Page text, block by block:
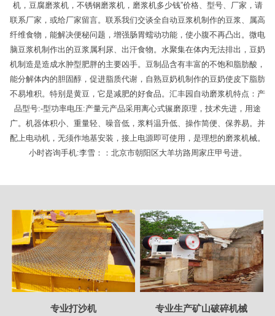
机，豆腐磨浆机，不锈钢磨浆机，磨浆机多少钱”价格、型号、厂家，请
联系厂家，或给厂家留言。联系我们交谈全自动豆浆机制作的豆浆、属高
纤维食物，能解决便秘问题，增强肠胃蠕动功能，使小腹不再凸出。微电
脑豆浆机制作出的豆浆属利尿、出汗食物。水聚集在体内无法排出，豆奶
机制造是造成水肿型肥胖的主要凶手。豆制品含有丰富的不饱和脂肪酸，
能分解体内的胆固醇，促进脂质代谢，自熟豆奶机制作的豆奶使皮下脂肪
不易堆积。特别是黄豆，它是减肥的好食品。汇丰园自动磨浆机特点：产
品型号:-型功率电压:产量元产品采用离心式辗磨原理，技术先进，用途
广。机器体积小、重量轻、噪音低，浆料温升低、操作简便、保养易。并
配上电动机，无须作地基安装，接上电源即可使用，是理想的磨浆机械。
小时咨询手机:李雪：：北京市朝阳区大羊坊路周家庄甲号进。
专业打沙机 专业生产矿山破碎机械